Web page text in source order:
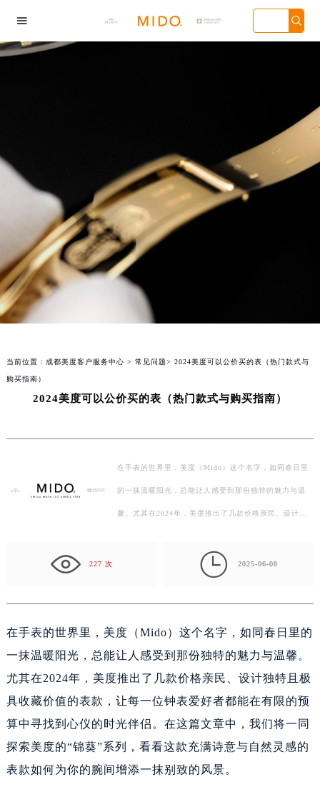

市徐汇区虹桥路3号
中心写字楼2座37
室（需提前预
| 上海市黄浦区南
路299号宏伊国际
写字楼8层806室
广州市天河区天河路
230号万菱汇国际中心
写字楼A塔7层704室
（需提前预约）| 广州
市越秀区环市东路371-
375号世界贸易中心大
厦南塔写字楼15层07室
（需提前预约）
深圳市罗湖区深南东路
5001号华润大厦写字楼
17层1701室（需提前预
约）
136号天津
心写字楼26
（需提前预
当前位置： 成都美度客户服务中心 > 常见问题> 2024美度可以公价买的表（热门款式与
购买指南）
2024美度可以公价买的表（热门款式与购买指南）
在手表的世界里，美度（Mido）这个名字，如同春日里
的一抹温暖阳光，总能让人感受到那份独特的魅力与温
馨。尤其在2024年，美度推出了几款价格亲民、设计独
227 次  2025-06-08
在手表的世界里，美度（Mido）这个名字，如同春日里的
一抹温暖阳光，总能让人感受到那份独特的魅力与温馨。
尤其在2024年，美度推出了几款价格亲民、设计独特且极
具收藏价值的表款，让每一位钟表爱好者都能在有限的预
算中寻找到心仪的时光伴侣。在这篇文章中，我们将一同
探索美度的“锦葵”系列，看看这款充满诗意与自然灵感的
表款如何为你的腕间增添一抹别致的风景。